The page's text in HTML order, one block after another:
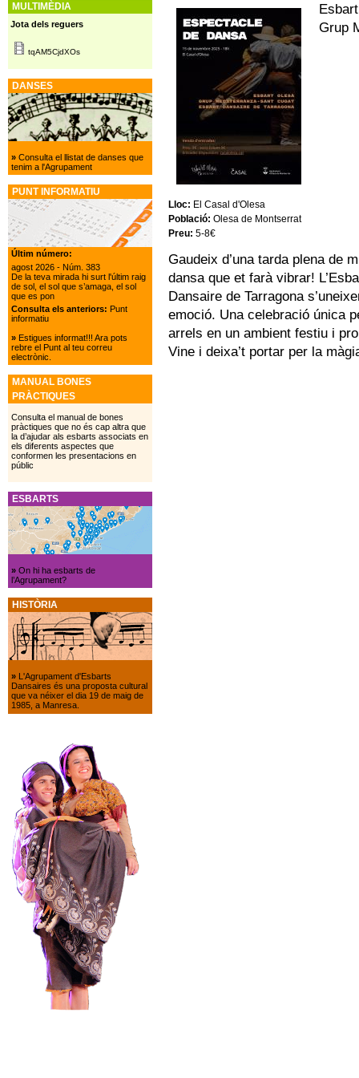
Grup
Lloc: El Casal d'Olesa
Població: Olesa de Montserrat
Preu: 5-8€
Gaudeix d’una tarda plena de
dansa que et farà vibrar!
Dansaire de Tarragona
emoció. Una celebració única
arrels en un ambient festiu i
Vine i deixa’t portar per la
MULTIMÈDIA
Jota dels reguers
tqAM5CjdXOs
DANSES
»Consulta el llistat de danses que
tenim a l'Agrupament
PUNT INFORMATIU
Últim número:
agost 2026 - Núm. 383
De la teva mirada hi surt l'últim raig
de sol, el sol que s’amaga, el sol
que es pon
Consulta els anteriors: Punt
informatiu
»Estigues informat!!! Ara pots
rebre el Punt al teu correu
electrònic.
MANUAL BONES
PRÀCTIQUES
Consulta el manual de bones
pràctiques que no és cap altra que
la d’ajudar als esbarts associats en
els diferents aspectes que
conformen les presentacions en
públic
ESBARTS
»On hi ha esbarts de
l’Agrupament?
HISTÒRIA
» L'Agrupament d'Esbarts
Dansaires és una proposta cultural
que va néixer el dia 19 de maig de
1985, a Manresa.